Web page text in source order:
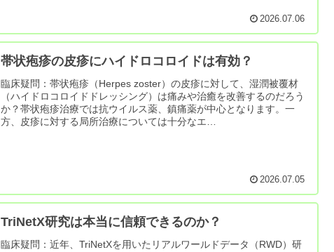
2026.07.06
帯状疱疹の皮疹にハイドロコロイドは有効？
臨床疑問：帯状疱疹（Herpes zoster）の皮疹に対して、湿潤被覆材
（ハイドロコロイドドレッシング）は痛みや治癒を改善するのだろう
か？帯状疱疹治療では抗ウイルス薬、鎮痛薬が中心となります。一
方、皮疹に対する局所治療については十分なエ…
2026.07.05
TriNetX研究は本当に信頼できるのか？
臨床疑問：近年、TriNetXを用いたリアルワールドデータ（RWD）研